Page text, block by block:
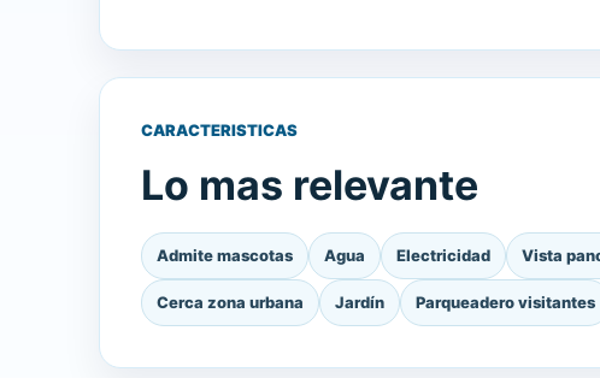
CARACTERISTICAS
Lo mas relevante
Admite mascotas Agua Electricidad Vista
Cerca zona urbana Jardín Parqueadero visitantes